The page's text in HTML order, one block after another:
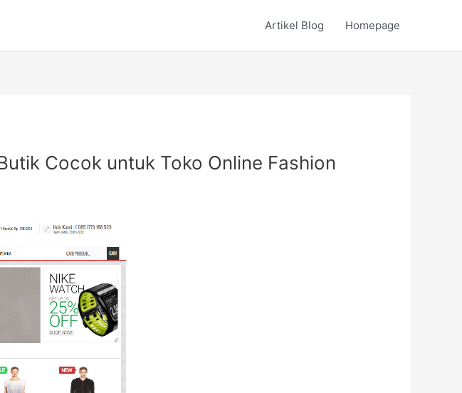
Artikel Blog Homepage
Cocok untuk Toko Online Fashion